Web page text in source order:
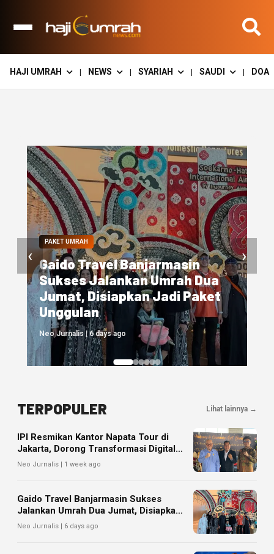
HAJI UMRAH | NEWS | SYARIAH | SAUDI | DOA
SUARA TRAVEL
Jannah Firdaus Hadirkan Hotel
di Makkah, Perkuat Layanan
One Stop Service bagi Jemaah
Neo Jurnalis | 1 week ago
‹ ›
TERPOPULER Lihat lainnya →
IPI Resmikan Kantor Napata Tour di
Jakarta, Dorong Transformasi Digital
Pariwisata
Neo Jurnalis | 1 week ago
Gaido Travel Banjarmasin Sukses
Jalankan Umrah Dua Jumat, Disiapkan
Jadi Paket Unggulan
Neo Jurnalis | 6 days ago